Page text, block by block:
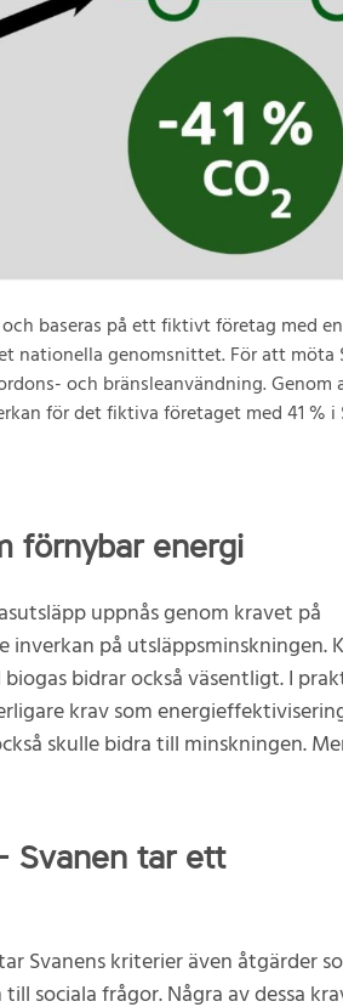
baseras på ett fiktivt företag med en
nationella genomsnittet. För att möta
och bränsleanvändning. Genom
för det fiktiva företaget med 41 % i
förnybar energi
uppnås genom kravet på
på utsläppsminskningen.
bidrar också väsentligt. I
krav som
skulle bidra till minskningen.
Svanen tar ett
Svanens kriterier även åtgärder
sociala frågor. Några av dessa